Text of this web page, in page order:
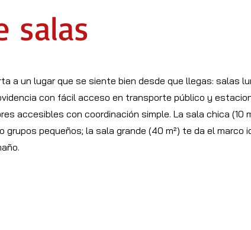
salas
a un lugar que se siente bien desde que llegas: salas
con fácil acceso en transporte público y
accesibles con coordinación simple. La sala chica (10
pequeños; la sala grande (40 m²) te da el marco